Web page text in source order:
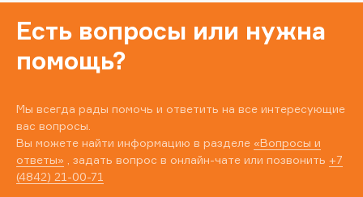
Есть вопросы или нужна
помощь?
Мы всегда рады помочь и ответить на все интересующие
вас вопросы.
Вы можете найти информацию в разделе «Вопросы и
ответы» , задать вопрос в онлайн-чате или позвонить +7
(4842) 21-00-71